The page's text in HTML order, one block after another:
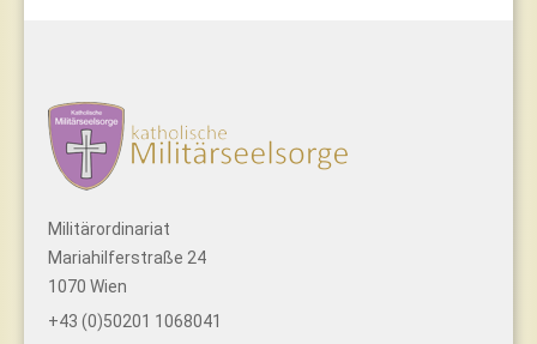
Militärordinariat
Mariahilferstraße 24
1070 Wien
+43 (0)50201 1068041